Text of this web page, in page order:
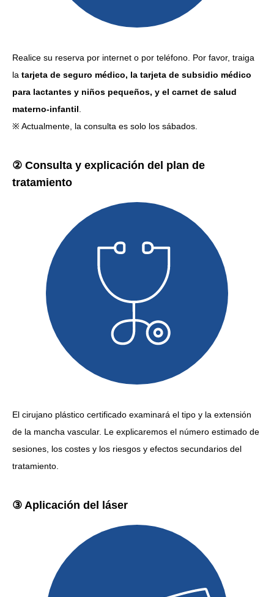
Realice su reserva por internet o por teléfono. Por favor, traiga
la tarjeta de seguro médico, la tarjeta de subsidio médico
para lactantes y niños pequeños, y el carnet de salud
materno-infantil
※ Actualmente, la consulta es solo los sábados.
② Consulta y explicación del plan de
tratamiento
El cirujano plástico certificado examinará el tipo y la extensión
de la mancha vascular. Le explicaremos el número estimado de
sesiones, los costes y los riesgos y efectos secundarios del
tratamiento.
③ Aplicación del láser